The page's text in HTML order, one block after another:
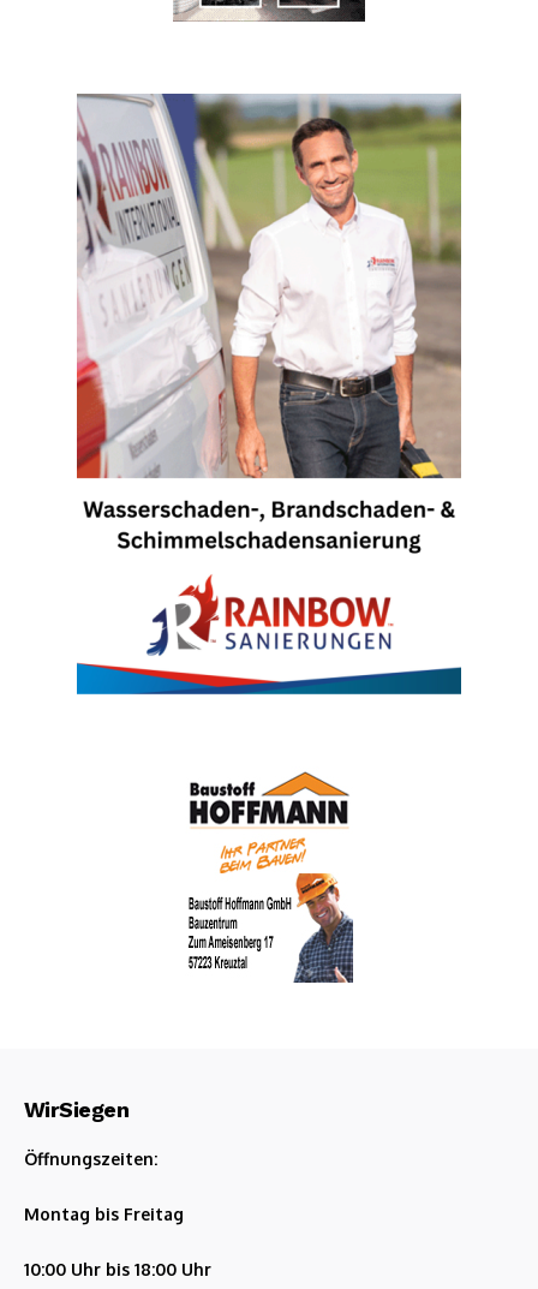
WirSiegen
Öffnungszeiten:
Montag bis Freitag
10:00 Uhr bis 18:00 Uhr